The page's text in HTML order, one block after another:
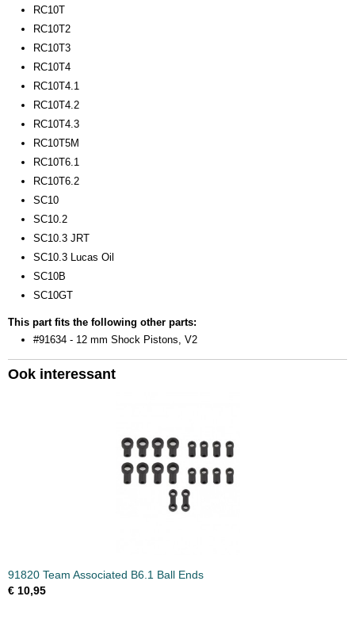
RC10T
RC10T2
RC10T3
RC10T4
RC10T4.1
RC10T4.2
RC10T4.3
RC10T5M
RC10T6.1
RC10T6.2
SC10
SC10.2
SC10.3 JRT
SC10.3 Lucas Oil
SC10B
SC10GT
This part fits the following other parts:
#91634 - 12 mm Shock Pistons, V2
Ook interessant
91820 Team Associated B6.1 Ball Ends
€ 10,95